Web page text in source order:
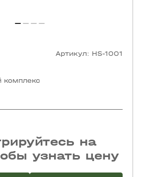
Артикул: HS-1001
комплекс
на
узнать цену